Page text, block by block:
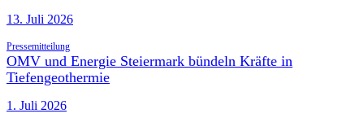
13. Juli 2026
Pressemitteilung
OMV und Energie Steiermark bündeln Kräfte in
Tiefengeothermie
1. Juli 2026